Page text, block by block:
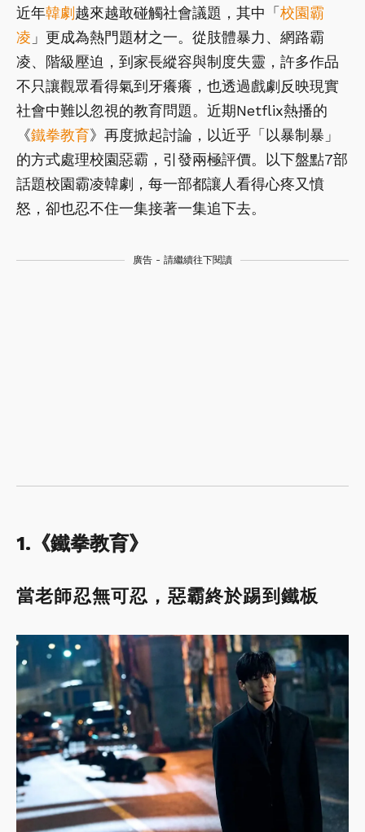
近年韓劇 越來越敢碰觸社會議題，其中「 校園霸
凌 」更成為熱門題材之一。從肢體暴力、網路霸
凌、階級壓迫，到家長縱容與制度失靈，許多作品
不只讓觀眾看得氣到牙癢癢，也透過戲劇反映現實
社會中難以忽視的教育問題。近期Netflix熱播的
《鐵拳教育》再度掀起討論，以近乎「以暴制暴」
的方式處理校園惡霸，引發兩極評價。以下盤點7部
話題校園霸凌韓劇，每一部都讓人看得心疼又憤
怒，卻也忍不住一集接著一集追下去。
廣告 - 請繼續往下閱讀
1.《鐵拳教育》
當老師忍無可忍，惡霸終於踢到鐵板